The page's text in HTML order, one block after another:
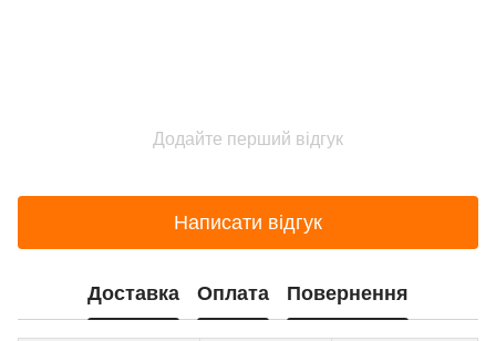
Додайте перший відгук
Написати відгук
Доставка Оплата Повернення